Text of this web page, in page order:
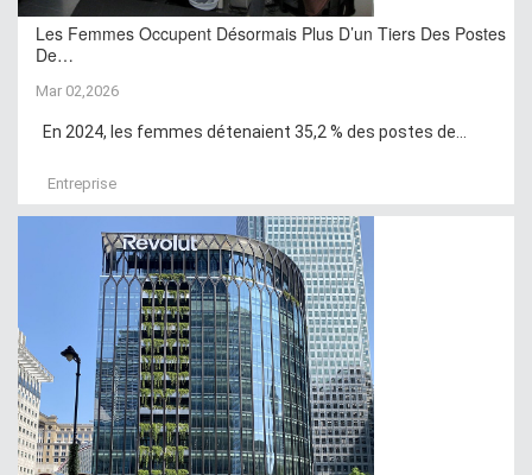
Les Femmes Occupent Désormais Plus D’un Tiers Des Postes
De…
Mar 02,2026
En 2024, les femmes détenaient 35,2 % des postes de...
Entreprise